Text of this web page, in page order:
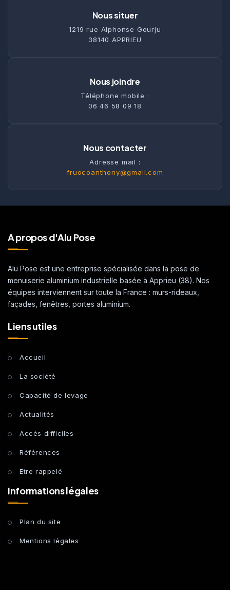
Nous situer
1219 rue Alphonse Gourju
38140 APPRIEU
Nous joindre
Téléphone mobile :
06 46 58 09 18
Nous contacter
Adresse mail :
fruocoanthony@gmail.com
A propos d'Alu Pose
Alu Pose est une entreprise spécialisée dans la pose de
menuiserie aluminium industrielle basée à Apprieu (38). Nos
équipes interviennent sur toute la France : murs-rideaux,
façades, fenêtres, portes aluminium.
Liens utiles
Accueil
La société
Capacité de levage
Actualités
Accès difficiles
Références
Etre rappelé
Informations légales
Plan du site
Mentions légales